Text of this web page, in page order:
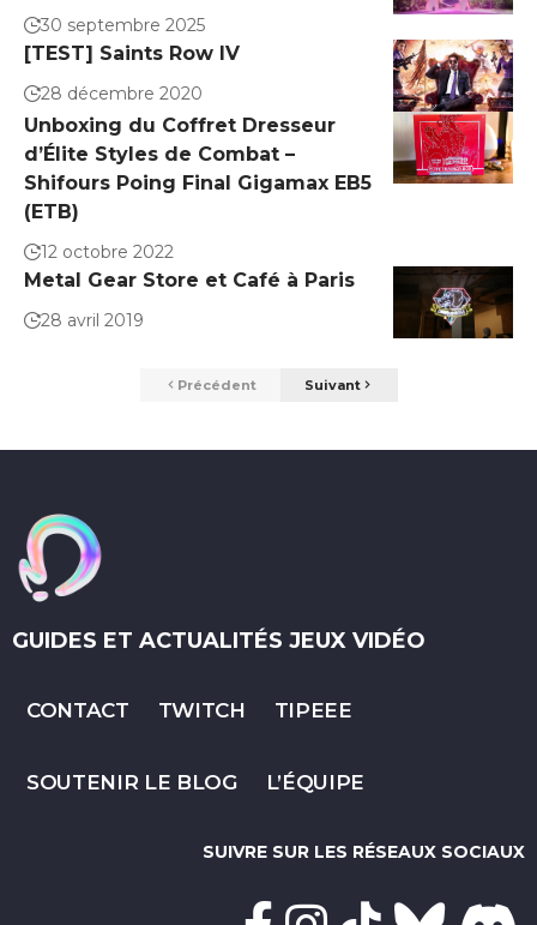
30 septembre 2025
[TEST] Saints Row IV
28 décembre 2020
Unboxing du Coffret Dresseur
d’Élite Styles de Combat –
Shifours Poing Final Gigamax EB5
(ETB)
12 octobre 2022
Metal Gear Store et Café à Paris
28 avril 2019
Précédent Suivant
GUIDES ET ACTUALITÉS JEUX VIDÉO
CONTACT TWITCH TIPEEE
SOUTENIR LE BLOG L’ÉQUIPE
SUIVRE SUR LES RÉSEAUX SOCIAUX